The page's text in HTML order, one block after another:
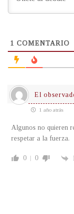
1 COMENTARIO
El
1 año atrás
Algunos no quieren
respetar a la fuerza.
0 0